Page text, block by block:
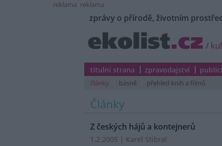
reklama reklama
zprávy o přírodě, životním
/
titulní strana zpravodajství
články básně přehled knih a filmů
Články
Z českých hájů a kontejnerů
1.2.2005 | Karel Stibral